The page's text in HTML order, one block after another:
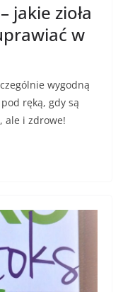
jakie zioła
w
wygodną
ręką, gdy są
ale i zdrowe!